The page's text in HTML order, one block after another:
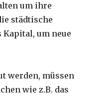
um ihre
städtische
Kapital, um neue
werden, müssen
wie z.B. das